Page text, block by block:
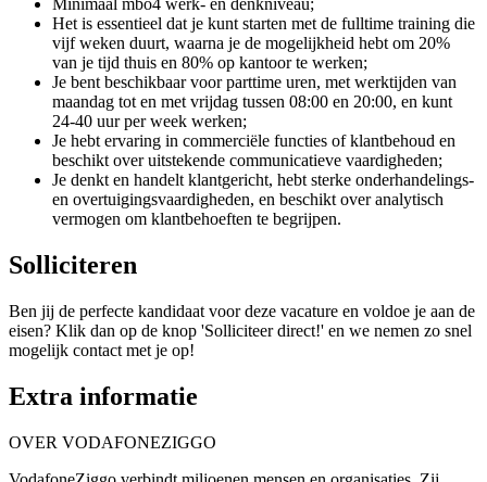
Minimaal mbo4 werk- en denkniveau;
Het is essentieel dat je kunt starten met de fulltime training die
vijf weken duurt, waarna je de mogelijkheid hebt om 20%
van je tijd thuis en 80% op kantoor te werken;
Je bent beschikbaar voor parttime uren, met werktijden van
maandag tot en met vrijdag tussen 08:00 en 20:00, en kunt
24-40 uur per week werken;
Je hebt ervaring in commerciële functies of klantbehoud en
beschikt over uitstekende communicatieve vaardigheden;
Je denkt en handelt klantgericht, hebt sterke onderhandelings-
en overtuigingsvaardigheden, en beschikt over analytisch
vermogen om klantbehoeften te begrijpen.
Solliciteren
Ben jij de perfecte kandidaat voor deze vacature en voldoe je aan de
eisen? Klik dan op de knop 'Solliciteer direct!' en we nemen zo snel
mogelijk contact met je op!
Extra informatie
OVER VODAFONEZIGGO